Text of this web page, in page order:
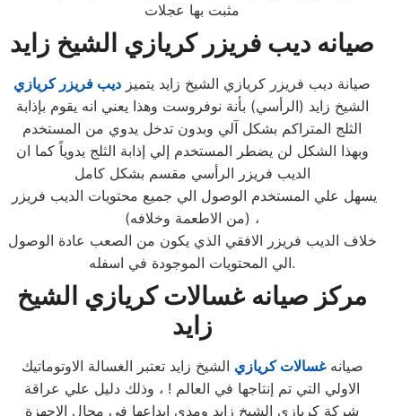
مثبت بها عجلات
صيانه ديب فريزر كريازي الشيخ زايد
صيانة ديب فريزر كريازي الشيخ زايد يتميز ديب فريزر كريازي
الشيخ زايد (الرأسي) بأنة نوفروست وهذا يعني انه يقوم بإذابة
الثلج المتراكم بشكل آلي وبدون تدخل يدوي من المستخدم
وبهذا الشكل لن يضطر المستخدم إلي إذابة الثلج يدوياً كما ان
الديب فريزر الرأسي مقسم بشكل كامل
(من الاطعمة وخلافه) ،
خلاف الديب فريزر الافقي الذي يكون من الصعب عادة الوصول
الي المحتويات الموجودة في اسفله.
مركز صيانه غسالات كريازي الشيخ
زايد
صيانهغسالات كريازي الشيخ زايد تعتبر الغسالة الاوتوماتيك
الاولي التي تم إنتاجها في العالم ! ، وذلك دليل علي عراقة
شركة كريازي الشيخ زايد ومدي إبداعها في مجال الاجهزة